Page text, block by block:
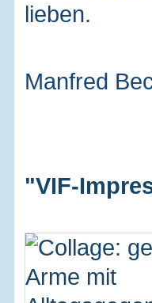
lieben.
Manfred
"VIF-